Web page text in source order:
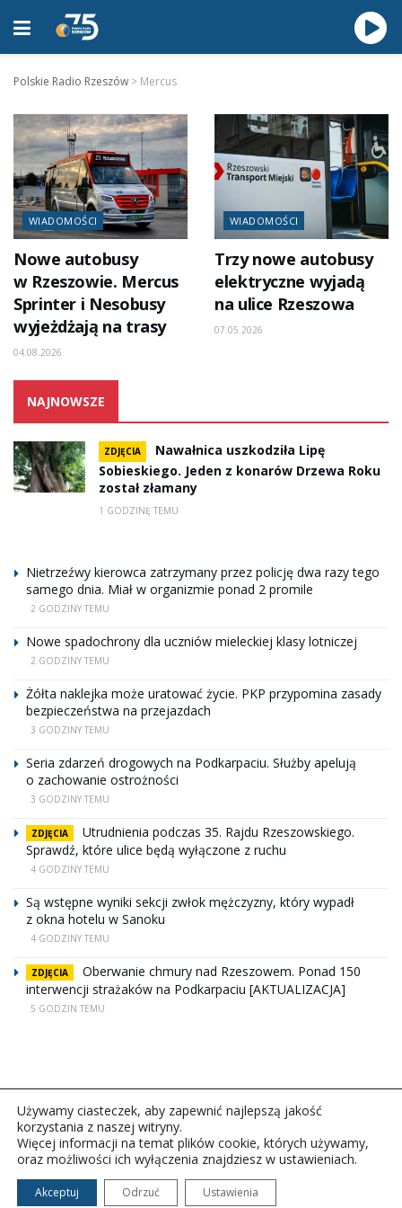
Polskie Radio Rzeszów > Mercus
WIADOMOŚCI
Nowe autobusy
w Rzeszowie. Mercus
Sprinter i Nesobusy
wyjeżdżają na trasy
04.08.2026
WIADOMOŚCI
Trzy nowe autobusy
elektryczne wyjadą
na ulice Rzeszowa
07.05.2026
NAJNOWSZE
ZDJĘCIA
Nawałnica uszkodziła Lipę
Sobieskiego. Jeden z konarów Drzewa Roku
został złamany
1 GODZINĘ TEMU
Nietrzeźwy kierowca zatrzymany przez policję dwa razy tego
samego dnia. Miał w organizmie ponad 2 promile
2 GODZINY TEMU
Nowe spadochrony dla uczniów mieleckiej klasy lotniczej
2 GODZINY TEMU
Żółta naklejka może uratować życie. PKP przypomina zasady
bezpieczeństwa na przejazdach
3 GODZINY TEMU
Seria zdarzeń drogowych na Podkarpaciu. Służby apelują
o zachowanie ostrożności
3 GODZINY TEMU
ZDJĘCIA
Utrudnienia podczas 35. Rajdu Rzeszowskiego.
Sprawdź, które ulice będą wyłączone z ruchu
4 GODZINY TEMU
Są wstępne wyniki sekcji zwłok mężczyzny, który wypadł
z okna hotelu w Sanoku
4 GODZINY TEMU
ZDJĘCIA
Oberwanie chmury nad Rzeszowem. Ponad 150
interwencji strażaków na Podkarpaciu [AKTUALIZACJA]
5 GODZIN TEMU
Copyright © 2026Polskie Radio Rzeszów S.A. w likwidacj.
Wszelkie prawa zastrzeżone.
Używamy ciasteczek, aby zapewnić najlepszą jakość
korzystania z naszej witryny.
Więcej informacji na temat plików cookie, których używamy,
oraz możliwości ich wyłączenia znajdziesz w ustawieniach.
Akceptuj Odrzuć Ustawienia